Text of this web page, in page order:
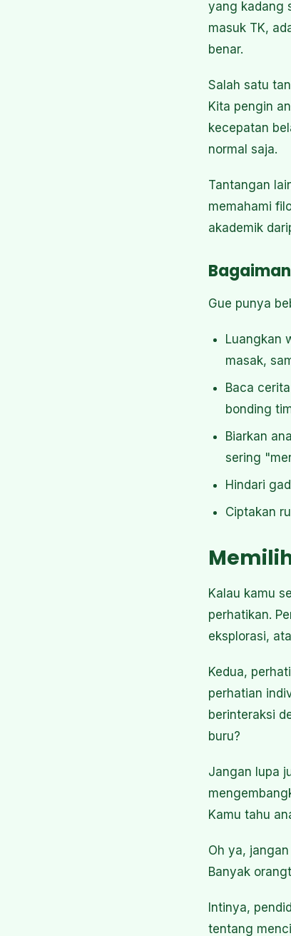
yang kadang
masuk TK,
benar.
Salah satu
Kita pengin
kecepatan
normal saja.
Tantangan
memahami
akademik
Gue punya
Luangkan
masak,
Baca
bonding
Biarkan
sering
Hindari
Ciptakan
Kalau kamu
perhatikan.
eksplorasi,
Kedua,
perhatian
berinteraksi
buru?
Jangan lupa
Kamu tahu
Oh ya,
Banyak
Intinya,
tentang